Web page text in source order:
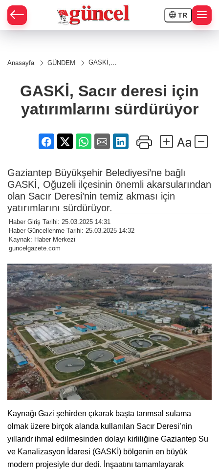
TR
Anasayfa GÜNDEM
GASKİ,
sürdürüyor
GASKİ, Sacır deresi için
yatırımlarını sürdürüyor
Gaziantep Büyükşehir Belediyesi’ne bağlı
GASKİ, Oğuzeli ilçesinin önemli akarsularından
olan Sacır Deresi’nin temiz akması için
yatırımlarını sürdürüyor.
Haber Giriş Tarihi: 25.03.2025 14:31
Haber Güncellenme Tarihi: 25.03.2025 14:32
Kaynak: Haber Merkezi
guncelgazete.com
Kaynağı Gazi şehirden çıkarak başta tarımsal sulama
olmak üzere birçok alanda kullanılan Sacır Deresi’nin
yıllarıdr ihmal edilmesinden dolayı kirliliğine Gaziantep Su
ve Kanalizasyon İdaresi (GASKİ) bölgenin en büyük
modern projesiyle dur dedi. İnşaatını tamamlayarak